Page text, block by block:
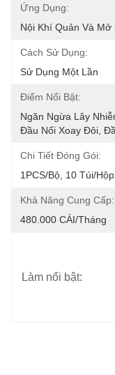
Ứng Dụng:
Nội Khí Quản Và Mở
Cách Sử Dụng:
Sử Dụng Một Lần
Điểm Nổi Bật:
Ngăn Ngừa Lây
Đầu Nối Xoay Đôi,
Chi Tiết Đóng Gói:
1PCS/Bộ, 10 Túi/
Khả Năng Cung Cấp:
480.000 CÁI/tháng
Làm nổi bật: